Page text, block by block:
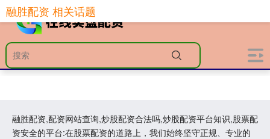
融胜配资,配资网站查询,炒股配资合法吗,炒股配资平台知识,股票配
资安全的平台:在股票配资的道路上，我们始终坚守正规、专业的
融胜配资 相关话题